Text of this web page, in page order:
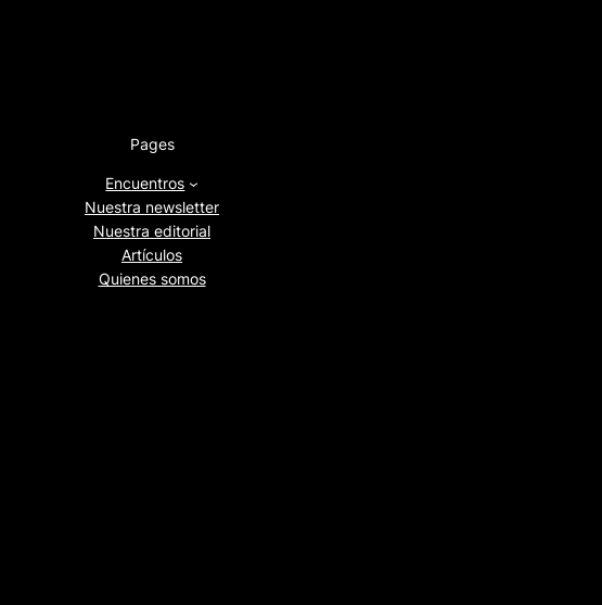
Pages
Encuentros
Nuestra newsletter
Nuestra editorial
Artículos
Quienes somos